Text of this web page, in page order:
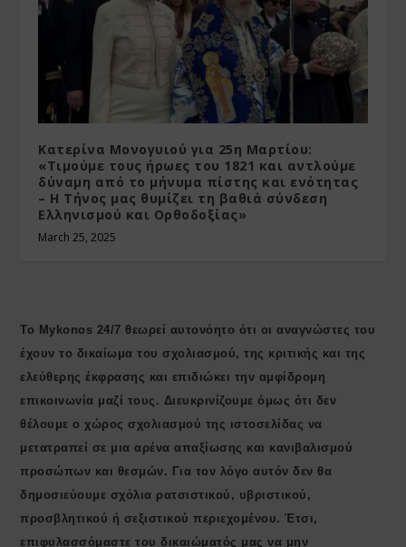
Κατερίνα Μονογυιού για 25η Μαρτίου:
«Τιμούμε τους ήρωες του 1821 και αντλούμε
δύναμη από το μήνυμα πίστης και ενότητας
– Η Τήνος μας θυμίζει τη βαθιά σύνδεση
Ελληνισμού και Ορθοδοξίας»
March 25, 2025
Το Mykonos 24/7 θεωρεί αυτονόητο ότι οι αναγνώστες του
έχουν το δικαίωμα του σχολιασμού, της κριτικής και της
ελεύθερης έκφρασης και επιδιώκει την αμφίδρομη
επικοινωνία μαζί τους. Διευκρινίζουμε όμως ότι δεν
θέλουμε ο χώρος σχολιασμού της ιστοσελίδας να
μετατραπεί σε μια αρένα απαξίωσης και κανιβαλισμού
προσώπων και θεσμών. Για τον λόγο αυτόν δεν θα
δημοσιεύουμε σχόλια ρατσιστικού, υβριστικού,
προσβλητικού ή σεξιστικού περιεχομένου. Έτσι,
επιφυλασσόμαστε του δικαιώματός μας να μην